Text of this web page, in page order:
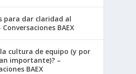
para dar claridad al
BAEX
la cultura de equipo (y por
importante)? –
BAEX